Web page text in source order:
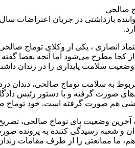
بازداشتی در جریان اعتراضات
انصاری ، یکی از وکلای توماج
وضعیت سلامت پایداری را در زندان
مربوط به سلامت توماج صالحی،
صورت گرفته و با دستور رئیس
هم صورت گرفته است. خود توماج
به آخرین وضعیت پای توماج صالحی،
و شعبه رسیدگی کننده به پرونده
ما ممانعتی را از طرف مقامات